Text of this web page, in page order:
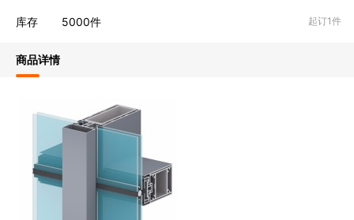
库存 5000件 起订1件
商品详情